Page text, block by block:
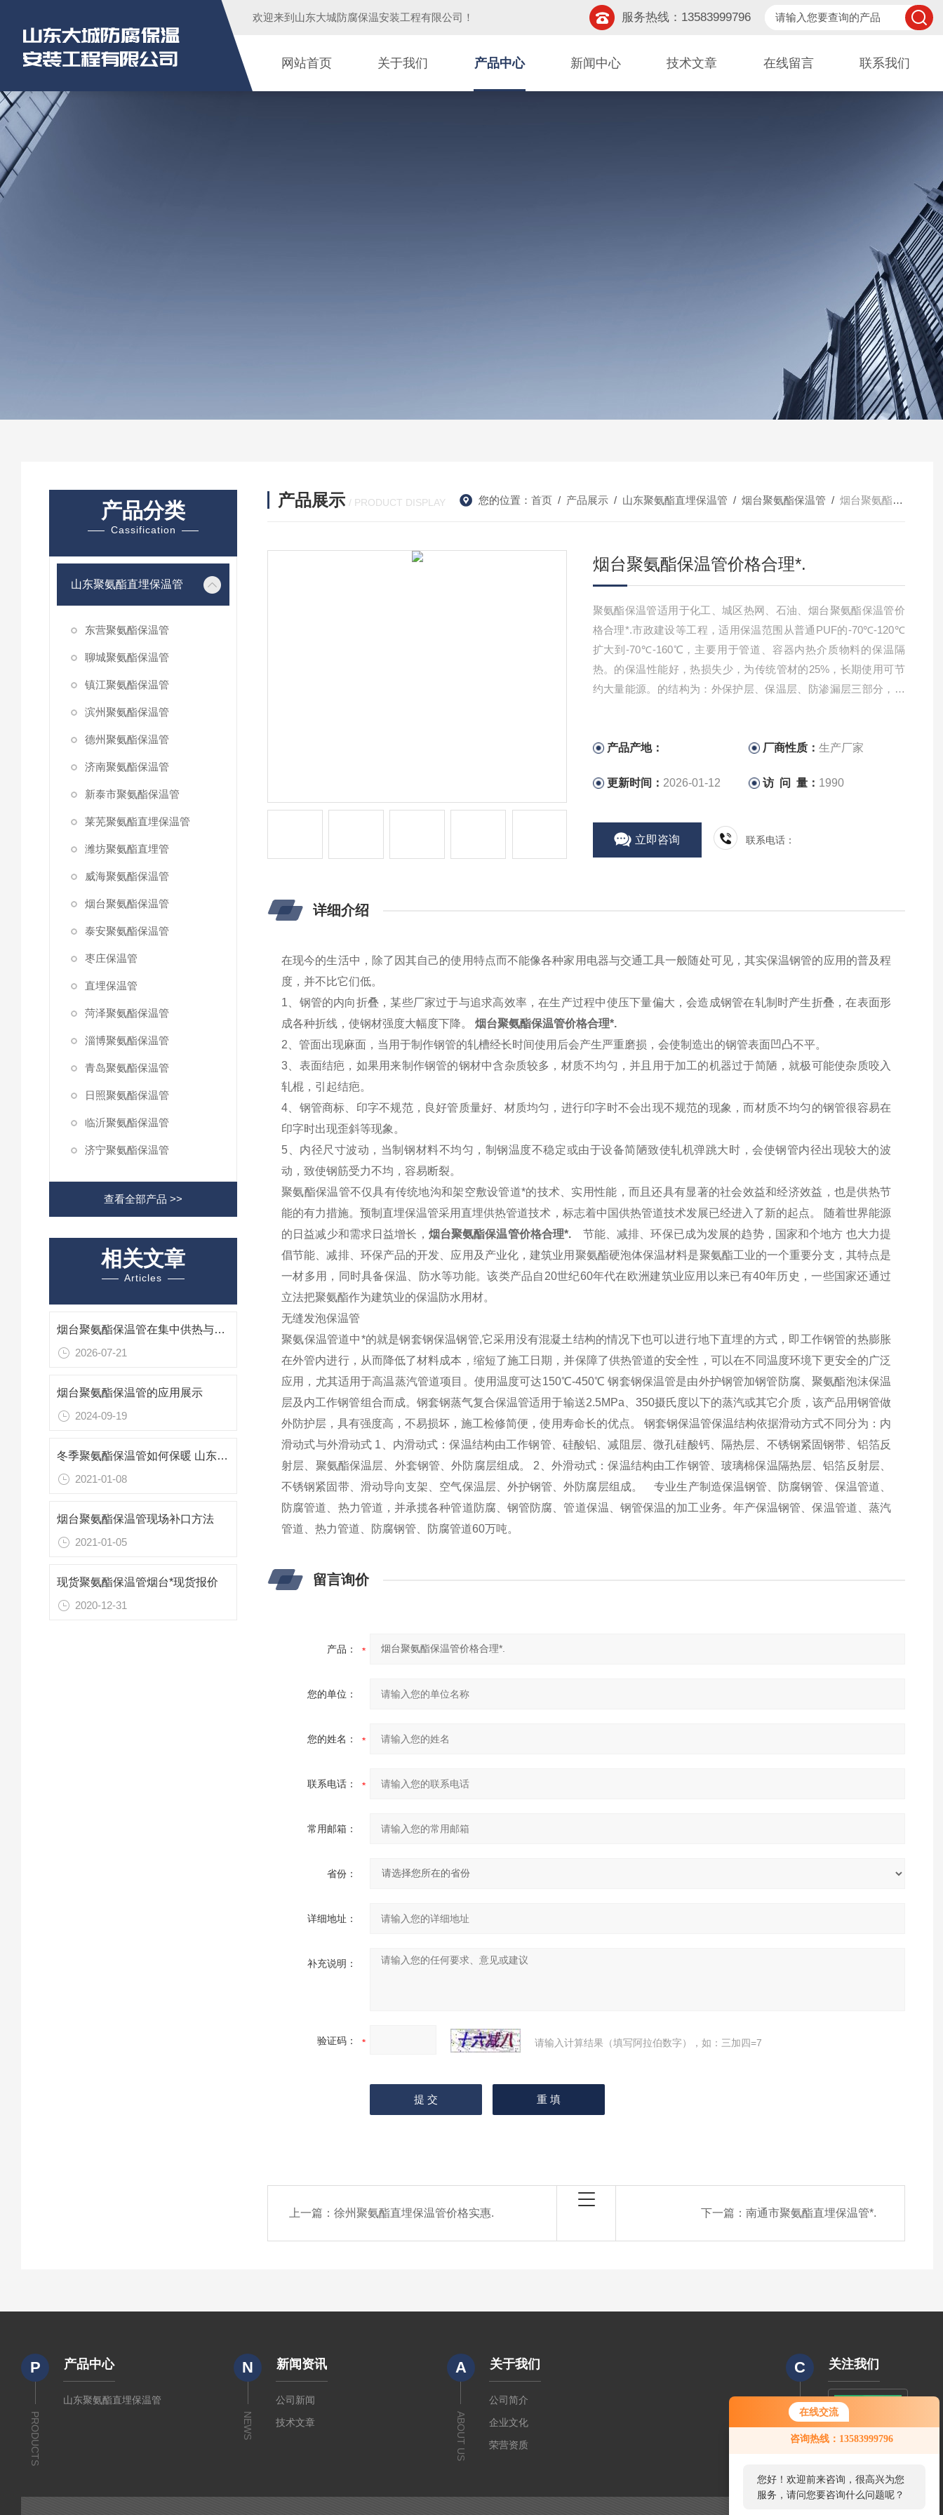
在线交流
咨询热线：13583999796
您好！欢迎前来咨询，很高兴为您
服务，请问您要咨询什么问题呢？
欢迎来到 山东大城防腐保温安装工程有限公司 ！ 服务热线：13583999796
网站首页 关于我们 产品中心 新闻中心 技术文章 在线留言 联系我们
产品分类
Cassification
山东聚氨酯直埋保温管
东营聚氨酯保温管
聊城聚氨酯保温管
镇江聚氨酯保温管
滨州聚氨酯保温管
德州聚氨酯保温管
济南聚氨酯保温管
新泰市聚氨酯保温管
莱芜聚氨酯直埋保温管
潍坊聚氨酯直埋管
威海聚氨酯保温管
烟台聚氨酯保温管
泰安聚氨酯保温管
枣庄保温管
直埋保温管
菏泽聚氨酯保温管
淄博聚氨酯保温管
青岛聚氨酯保温管
日照聚氨酯保温管
临沂聚氨酯保温管
济宁聚氨酯保温管
查看全部产品 >>
相关文章
Articles
烟台聚氨酯保温管在集中供热与市政管网中的埋地叙事
2026-07-21
烟台聚氨酯保温管的应用展示
2024-09-19
冬季聚氨酯保温管如何保暖 山东烟台保温管厂家
2021-01-08
烟台聚氨酯保温管现场补口方法
2021-01-05
现货聚氨酯保温管烟台*现货报价
2020-12-31
产品展示 / PRODUCT DISPLAY 您的位置： 首页/ 产品展示/ 山东聚氨酯直埋保温管 / 烟台聚氨酯保温管 / 烟台聚氨酯保温管价格合理*.
烟台聚氨酯保温管价格合理*.
聚氨酯保温管适用于化工、城区热网、石油、烟台聚氨酯保温管价
格合理*.市政建设等工程，适用保温范围从普通PUF的-70℃-120℃
扩大到-70℃-160℃，主要用于管道、容器内热介质物料的保温隔
热。的保温性能好，热损失少，为传统管材的25%，长期使用可节
约大量能源。的结构为：外保护层、保温层、防渗漏层三部分，外
产品产地： 厂商性质：生产厂家
更新时间： 2026-01-12 访 问 量： 1990
立即咨询 联系电话：
详细介绍
在现今的生活中，除了因其自己的使用特点而不能像各种家用电器与交通工具一般随处可见，其实保温钢管的应用的普及程
度，并不比它们低。
1、钢管的内向折叠，某些厂家过于与追求高效率，在生产过程中使压下量偏大，会造成钢管在轧制时产生折叠，在表面形
成各种折线，使钢材强度大幅度下降。烟台聚氨酯保温管价格合理*.
2、管面出现麻面，当用于制作钢管的轧槽经长时间使用后会产生严重磨损，会使制造出的钢管表面凹凸不平。
3、表面结疤，如果用来制作钢管的钢材中含杂质较多，材质不均匀，并且用于加工的机器过于简陋，就极可能使杂质咬入
轧棍，引起结疤。
4、钢管商标、印字不规范，良好管质量好、材质均匀，进行印字时不会出现不规范的现象，而材质不均匀的钢管很容易在
印字时出现歪斜等现象。
5、内径尺寸波动，当制钢材料不均匀，制钢温度不稳定或由于设备简陋致使轧机弹跳大时，会使钢管内径出现较大的波
动，致使钢筋受力不均，容易断裂。
聚氨酯保温管不仅具有传统地沟和架空敷设管道*的技术、实用性能，而且还具有显著的社会效益和经济效益，也是供热节
能的有力措施。预制直埋保温管采用直埋供热管道技术，标志着中国供热管道技术发展已经进入了新的起点。 随着世界能源
的日益减少和需求日益增长， 烟台聚氨酯保温管价格合理*. 节能、减排、环保已成为发展的趋势，国家和个地方 也大力提
倡节能、减排、环保产品的开发、应用及产业化，建筑业用聚氨酯硬泡体保温材料是聚氨酯工业的一个重要分支，其特点是
一材多用，同时具备保温、防水等功能。该类产品自20世纪60年代在欧洲建筑业应用以来已有40年历史，一些国家还通过
立法把聚氨酯作为建筑业的保温防水用材。
无缝发泡保温管
聚氨保温管道中*的就是钢套钢保温钢管,它采用没有混凝土结构的情况下也可以进行地下直埋的方式，即工作钢管的热膨胀
在外管内进行，从而降低了材料成本，缩短了施工日期，并保障了供热管道的安全性，可以在不同温度环境下更安全的广泛
应用，尤其适用于高温蒸汽管道项目。使用温度可达150℃-450℃ 钢套钢保温管是由外护钢管加钢管防腐、聚氨酯泡沫保温
层及内工作钢管组合而成。钢套钢蒸气复合保温管适用于输送2.5MPa、350摄氏度以下的蒸汽或其它介质，该产品用钢管做
外防护层，具有强度高，不易损坏，施工检修简便，使用寿命长的优点。 钢套钢保温管保温结构依据滑动方式不同分为：内
滑动式与外滑动式 1、内滑动式：保温结构由工作钢管、硅酸铝、减阻层、微孔硅酸钙、隔热层、不锈钢紧固钢带、铝箔反
射层、聚氨酯保温层、外套钢管、外防腐层组成。 2、外滑动式：保温结构由工作钢管、玻璃棉保温隔热层、铝箔反射层、
不锈钢紧固带、滑动导向支架、空气保温层、外护钢管、外防腐层组成。
专业生产制造保温钢管、防腐钢管、保温管道、
防腐管道、热力管道，并承揽各种管道防腐、钢管防腐、管道保温、钢管保温的加工业务。年产保温钢管、保温管道、蒸汽
管道、热力管道、防腐钢管、防腐管道60万吨。
留言询价
产品：
您的单位：
您的姓名：
联系电话：
常用邮箱：
省份：
详细地址：
补充说明：
验证码： 请输入计算结果（填写阿拉伯数字），如：三加四=7
上一篇：徐州聚氨酯直埋保温管价格实惠. 下一篇： 南通市聚氨酯直埋保温管*.
P
PRODUCTS
产品中心
山东聚氨酯直埋保温管
N
NEWS
新闻资讯
公司新闻
技术文章
A
ABOUT US
关于我们
公司简介
企业文化
荣营资质
C
CODE
关注我们